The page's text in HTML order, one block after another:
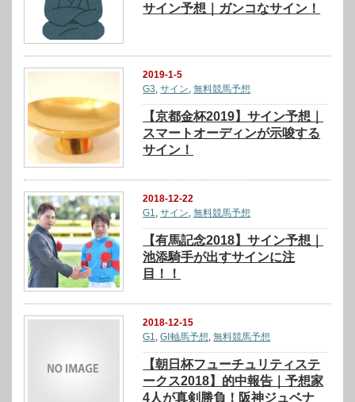
サイン予想｜ガンコなサイン！
2019-1-5
G3 ,サイン ,無料競馬予想
【京都金杯2019】サイン予想｜
スマートオーディンが示唆する
サイン！
2018-12-22
G1,サイン,無料競馬予想
【有馬記念2018】サイン予想｜
池添騎手が出すサインに注
目！！
2018-12-15
G1,GⅠ軸馬予想,無料競馬予想
【朝日杯フューチュリティステ
ークス2018】的中報告｜予想家
4人が真剣勝負！阪神ジュベナ